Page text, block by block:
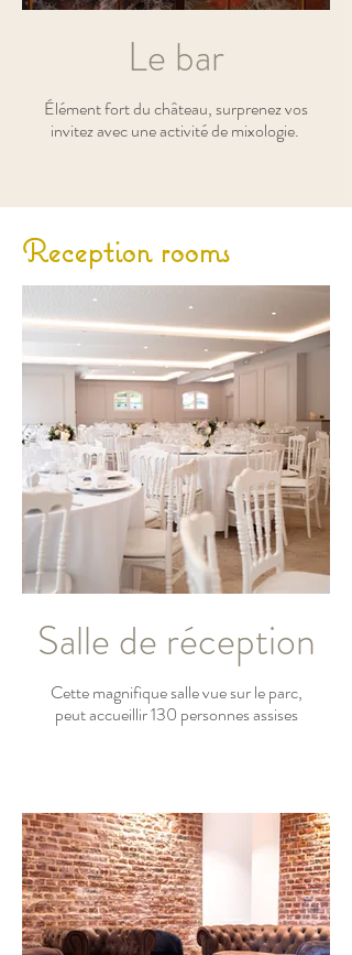
Le bar
Élément fort du château, surprenez vos
invitez avec une activité de mixologie.
Reception rooms
Salle de réception
Cette magnifique salle vue sur le parc,
peut accueillir 130 personnes assises